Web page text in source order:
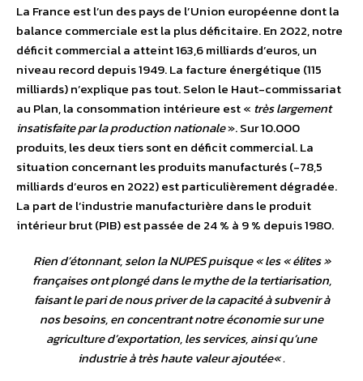
La France est l’un des pays de l’Union européenne dont la
balance commerciale est la plus déficitaire. En 2022, notre
déficit commercial a atteint 163,6 milliards d’euros, un
niveau record depuis 1949. La facture énergétique (115
milliards) n’explique pas tout. Selon le Haut-commissariat
au Plan, la consommation intérieure est « très largement
insatisfaite par la production nationale». Sur 10.000
produits, les deux tiers sont en déficit commercial. La
situation concernant les produits manufacturés (-78,5
milliards d’euros en 2022) est particulièrement dégradée.
La part de l’industrie manufacturière dans le produit
intérieur brut (PIB) est passée de 24 % à 9 % depuis 1980.
Rien d’étonnant, selon la NUPES puisque «les « élites »
françaises ont plongé dans le mythe de la tertiarisation,
faisant le pari de nous priver de la capacité à subvenir à
nos besoins, en concentrant notre économie sur une
agriculture d’exportation, les services, ainsi qu’une
industrie à très haute valeur ajoutée« .